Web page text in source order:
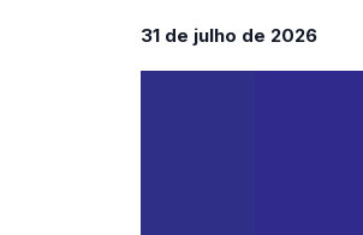
31 de julho de 2026